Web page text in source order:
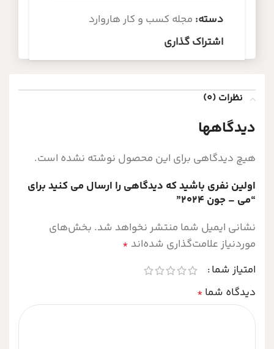
دسته: مجله کسب و کار هاروارد
اشتراک گذاری
نظرات (0)
دیدگاهها
هیچ دیدگاهی برای این محصول نوشته نشده است.
اولین نفری باشید که دیدگاهی را ارسال می کنید برای
“می – جون ۲۰۲۴”
نشانی ایمیل شما منتشر نخواهد شد. بخش‌های
موردنیاز علامت‌گذاری شده‌اند *
امتیاز شما
دیدگاه شما *